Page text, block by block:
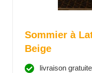
Sommier à
Beige
livraison gratuite